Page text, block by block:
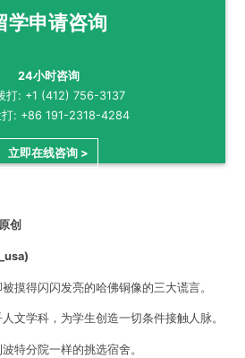
学申请咨询
24小时咨询
打: +1 (412) 756-3137
打: +86 191-2318-4284
立即在线咨询 >
创
摸得闪闪发亮的哈佛铜像的三大谎言。
文学科，为学生创造一切条件接触人脉。
特分院一样的挑选宿舍。